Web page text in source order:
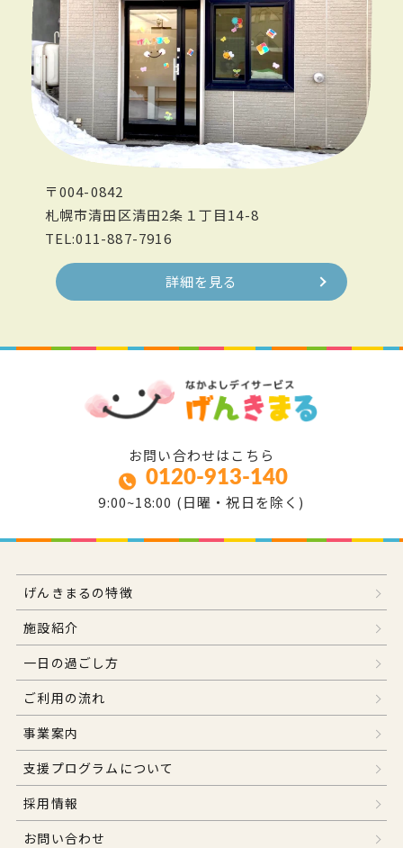
〒004-0842
札幌市清田区清田2条１丁目14-8
TEL:011-887-7916
詳細を見る
お問い合わせはこちら
0120-913-140
9:00~18:00 (日曜・祝日を除く)
げんきまるの特徴
施設紹介
一日の過ごし方
ご利用の流れ
事業案内
支援プログラムについて
採用情報
お問い合わせ